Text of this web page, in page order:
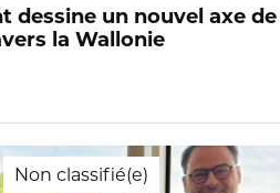
dessine un nouvel axe de
la Wallonie
Non classifié(e)